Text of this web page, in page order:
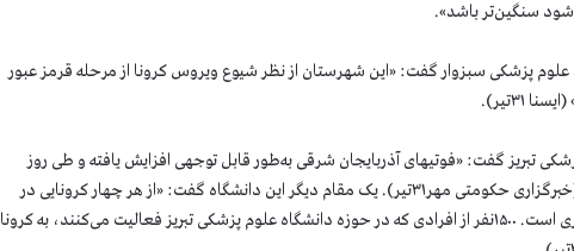
سنگین‌تر باشد».
پزشکی سبزوار گفت: «این شهرستان از نظر شیوع ویروس کرونا از مرحله قرمز عبور
تبریز گفت: «فوتیهای آذربایجان شرقی به‌طور قابل توجهی افزایش یافته و طی روز
گذشته بی‌سابقه بوده و رکورد شکسته شد» (خبرگزاری حکومتی مهر۳۱تیر). یک مقام دیگر این دانشگاه گفت: «از هر چهار کرونایی در
استان، یک نفر در بخش مراقبتهای ویژه بستری است. ۱۵۰۰نفر از افرادی که در حوزه دانشگاه علوم پزشکی تبریز فعالیت می‌کنند، به کرونا